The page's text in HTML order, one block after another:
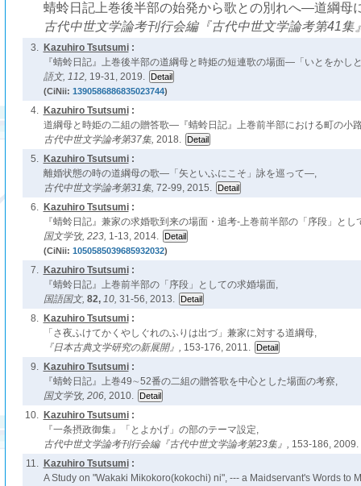
蜻蛉日記上巻後半部の始発から歌との別れへ―道綱母
古代中世文学論考刊行会編『古代中世文学論考第41集
3. Kazuhiro Tsutsumi:
『蜻蛉日記』上巻後半部の道綱母と時姫の短連歌の場面―「いとをかし
語文, 112, 19-31, 2019.
(CiNii: 1390586886835023744)
4. Kazuhiro Tsutsumi:
道綱母と時姫の二組の贈答歌―『蜻蛉日記』上巻前半部における町の小
古代中世文学論考第37集, 2018.
5.
Kazuhiro Tsutsumi:
離婚状態の時の道綱母の歌―「矢といふにこそ」詠を巡って―,
古代中世文学論考第31集, 72-99, 2015.
6.
Kazuhiro Tsutsumi:
『蜻蛉日記』兼家の求婚歌到来の場面・追考-上巻前半部の「序段」とし
国文学攷, 223, 1-13, 2014.
(CiNii: 1050585039685932032)
7. Kazuhiro Tsutsumi:
『蜻蛉日記』上巻前半部の「序段」としての求婚場面,
国語国文, 82, 10, 31-56, 2013.
8.
Kazuhiro Tsutsumi:
「さ夜ふけてかくやしぐれのふりは出づ」兼家に対する道綱母,
『日本古典文学研究の新展開』, 153-176, 2011.
9.
Kazuhiro Tsutsumi:
『蜻蛉日記』上巻49∼52番の二組の贈答歌を中心とした場面の考察,
国文学攷, 206, 2010.
10.
Kazuhiro Tsutsumi:
『一条摂政御集』「とよかげ」の部のテーマ設定,
古代中世文学論考刊行会編『古代中世文学論考第23集』, 153-186, 2009.
11.
Kazuhiro Tsutsumi:
A Study on "Wakaki Mikokoro(kokochi) ni", --- a Maidservant's Words to